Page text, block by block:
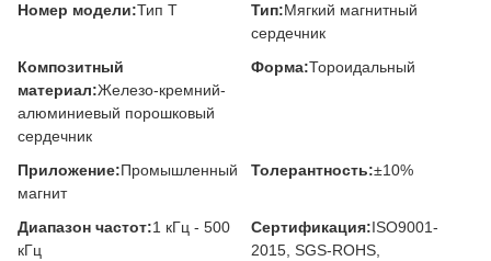
Номер модели:Тип Т Тип:Мягкий магнитный
сердечник
Композитный
материал:Железо-кремний-
алюминиевый порошковый
сердечник
Форма:Тороидальный
Приложение:Промышленный
магнит
Толерантность:±10%
Диапазон частот:1 кГц - 500
кГц
Сертификация:ISO9001-
2015, SGS-ROHS,